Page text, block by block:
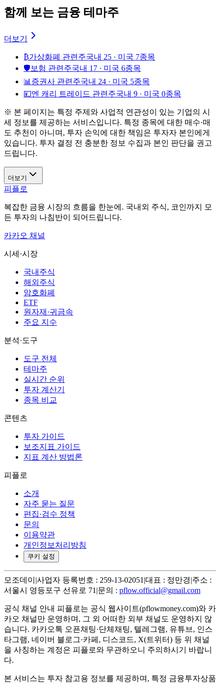
함께 보는 금융 테마주
더보기
₿가상화폐 관련주국내 25 · 미국 7종목
🛡️보험 관련주국내 17 · 미국 6종목
📊증권사 관련주국내 24 · 미국 5종목
💴엔 캐리 트레이드 관련주국내 9 · 미국 0종목
※ 본 페이지는 특정 주제와 사업적 연관성이 있는 기업의 시
세 정보를 제공하는 서비스입니다. 특정 종목에 대한 매수·매
도 추천이 아니며, 투자 손익에 대한 책임은 투자자 본인에게
있습니다. 투자 결정 전 충분한 정보 수집과 본인 판단을 권고
드립니다.
더보기
피플로
복잡한 금융 시장의 흐름을 한눈에. 국내외 주식, 코인까지 모
든 투자의 나침반이 되어드립니다.
카카오 채널
시세·시장
국내주식
해외주식
암호화폐
ETF
원자재·귀금속
주요 지수
분석·도구
도구 전체
테마주
실시간 순위
투자 계산기
종목 비교
콘텐츠
투자 가이드
보조지표 가이드
지표 계산 방법론
피플로
소개
자주 묻는 질문
편집·검수 정책
문의
이용약관
개인정보처리방침
쿠키 설정
모조데이 |사업자 등록번호 : 259-13-02051|대표 : 정만경|주소 :
서울시 영등포구 선유로 71|문의 : pflow.official@gmail.com
공식 채널 안내 피플로는 공식 웹사이트(pflowmoney.com)와 카
카오 채널만 운영하며, 그 외 어떠한 외부 채널도 운영하지 않
습니다. 카카오톡 오픈채팅·단체채팅, 텔레그램, 유튜브, 인스
타그램, 네이버 블로그·카페, 디스코드, X(트위터) 등 위 채널
을 사칭하는 계정은 피플로와 무관하오니 주의하시기 바랍니
다.
본 서비스는 투자 참고용 정보를 제공하며, 특정 금융투자상품